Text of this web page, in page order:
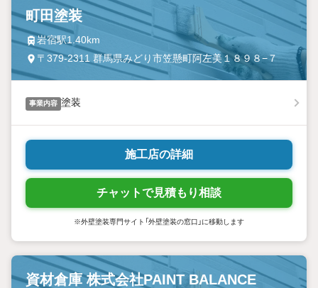
町田塗装
岩宿駅1.40km
〒379-2311 群馬県みどり市笠懸町阿左美１８９８−７
事業内容 塗装
施工店の詳細
チャットで見積もり相談
※外壁塗装専門サイト「外壁塗装の窓口」に移動します
資材倉庫 株式会社PAINT BALANCE